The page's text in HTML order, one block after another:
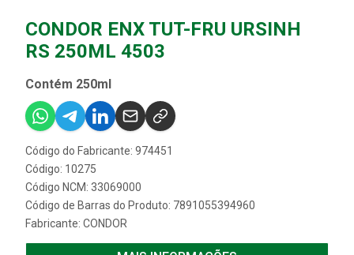
CONDOR ENX TUT-FRU URSINH
RS 250ML 4503
Contém 250ml
Código do Fabricante: 974451
Código: 10275
Código NCM: 33069000
Código de Barras do Produto: 7891055394960
Fabricante: CONDOR